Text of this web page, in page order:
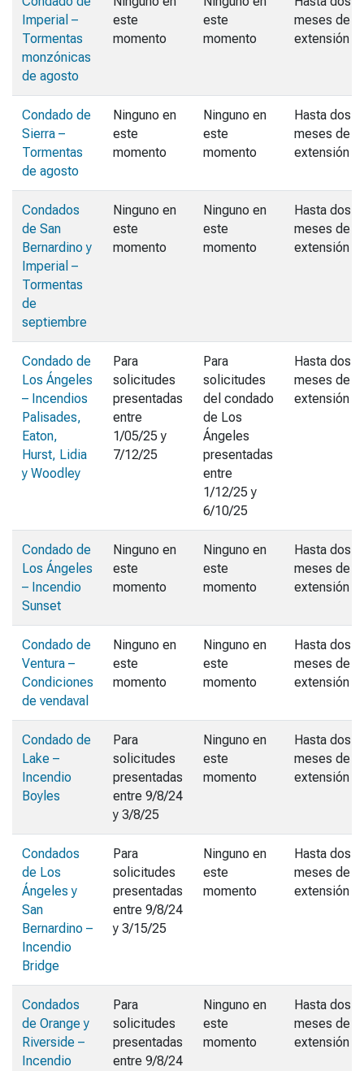
Imperial –
Tormentas
monzónicas
de agosto
este
momento
este
momento
meses de
extensión
Condado de
Sierra –
Tormentas
de agosto
Ninguno en
este
momento
Ninguno en
este
momento
Hasta dos
meses de
extensión
Condados
de San
Bernardino y
Imperial –
Tormentas
de
septiembre
Ninguno en
este
momento
Ninguno en
este
momento
Hasta dos
meses de
extensión
Condado de
Los Ángeles
– Incendios
Palisades,
Eaton,
Hurst, Lidia
y Woodley
Para
solicitudes
presentadas
entre
1/05/25 y
7/12/25
Para
solicitudes
del condado
de Los
Ángeles
presentadas
entre
1/12/25 y
6/10/25
Hasta dos
meses de
extensión
Condado de
Los Ángeles
– Incendio
Sunset
Ninguno en
este
momento
Ninguno en
este
momento
Hasta dos
meses de
extensión
Condado de
Ventura –
Condiciones
de vendaval
Ninguno en
este
momento
Ninguno en
este
momento
Hasta dos
meses de
extensión
Condado de
Lake –
Incendio
Boyles
Para
solicitudes
presentadas
entre 9/8/24
y 3/8/25
Ninguno en
este
momento
Hasta dos
meses de
extensión
Condados
de Los
Ángeles y
San
Bernardino –
Incendio
Bridge
Para
solicitudes
presentadas
entre 9/8/24
y 3/15/25
Ninguno en
este
momento
Hasta dos
meses de
extensión
Condados
de Orange y
Riverside –
Incendio
Para
solicitudes
presentadas
entre 9/8/24
Ninguno en
este
momento
Hasta dos
meses de
extensión